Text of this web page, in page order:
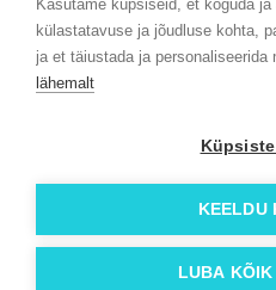
Kasutame küpsiseid, et koguda
külastatavuse ja jõudluse kohta,
ja et täiustada ja personaliseerida
lähemalt
KEELDU
LUBA
Facebook
Instagram
Linkedin
© 2026 Roi OÜ | Kõik õigused on